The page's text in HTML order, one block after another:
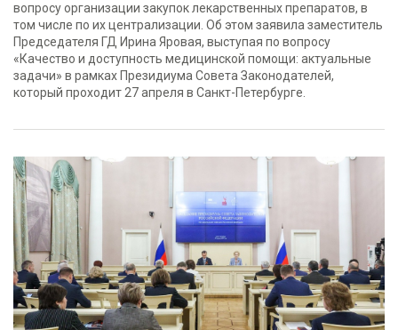
вопросу организации закупок лекарственных препаратов, в
том числе по их централизации. Об этом заявила заместитель
Председателя ГД Ирина Яровая, выступая по вопросу
«Качество и доступность медицинской помощи: актуальные
задачи» в рамках Президиума Совета Законодателей,
который проходит 27 апреля в Санкт-Петербурге.